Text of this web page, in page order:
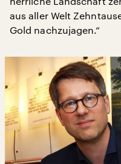
aus aller Welt
Gold nachzujagen.“